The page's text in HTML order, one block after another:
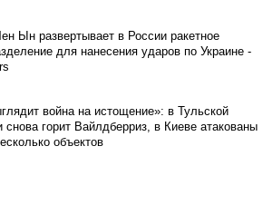
Ын развертывает в России ракетное
для нанесения ударов по Украине -
война на истощение»: в Тульской
снова горит Вайлдберриз, в Киеве атакованы
объектов